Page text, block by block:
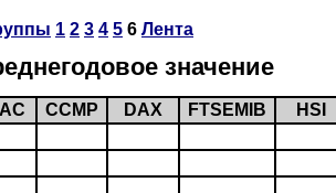
1 2 3 4 5 6 Лента
значение
CCMP DAX FTSEMIB
HSI